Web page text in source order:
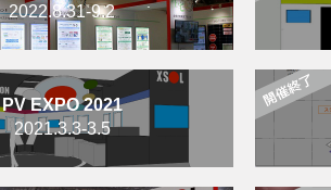
2022.8.31-9.2
PV EXPO 2021
2021.3.3-3.5